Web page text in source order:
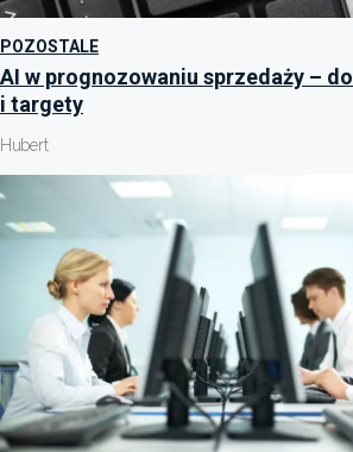
POZOSTALE
AI w prognozowaniu sprzedaży –
i targety
Hubert